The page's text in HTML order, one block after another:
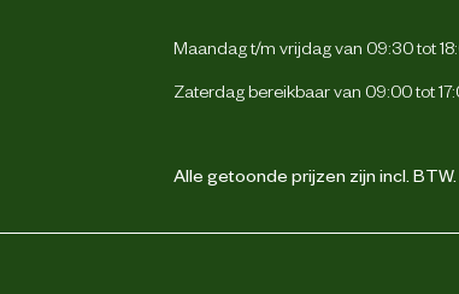
Maandag t/m vrijdag van 09:30 tot
Zaterdag bereikbaar van 09:00 tot
Alle getoonde prijzen zijn incl. BTW.